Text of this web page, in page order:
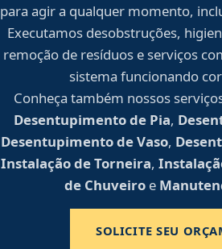
para agir a qualquer momento,
Executamos desobstruções,
remoção de resíduos e serviços
sistema funcionando
Conheça também nossos
Desentupimento de Pia,
Desentupimento de Vaso,
Instalação de Torneira,
de Chuveiro e
SOLICITE SEU